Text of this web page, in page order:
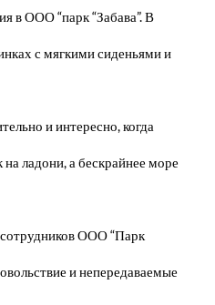
в ООО “парк “Забава”. В
с мягкими сиденьями и
и интересно, когда
ладони, а бескрайнее море
ООО “Парк
и непередаваемые